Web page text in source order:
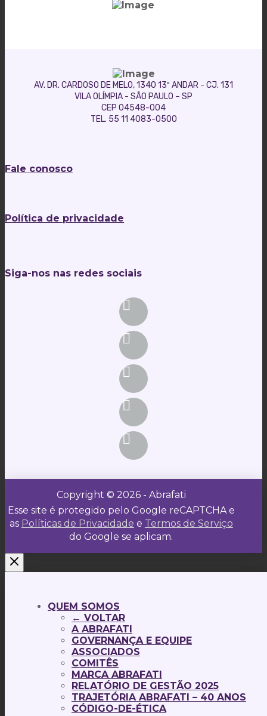
AV. DR. CARDOSO DE MELO, 1340 13º ANDAR - CJ. 131
VILA OLÍMPIA - SÃO PAULO – SP
CEP 04548-004
TEL. 55 11 4083-0500
Fale conosco
Política de privacidade
Siga-nos nas redes sociais
Copyright © 2026 - Abrafati
Esse site é protegido pelo Google reCAPTCHA e
as Políticas de Privacidade e Termos de Serviço
do Google se aplicam.
QUEM SOMOS
← VOLTAR
A ABRAFATI
GOVERNANÇA E EQUIPE
ASSOCIADOS
COMITÊS
MARCA ABRAFATI
RELATÓRIO DE GESTÃO 2025
TRAJETÓRIA ABRAFATI – 40 ANOS
CÓDIGO-DE-ÉTICA